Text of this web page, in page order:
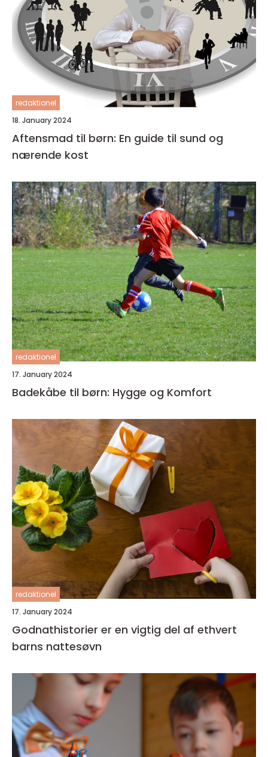
redaktionel
18. January 2024
Aftensmad til børn: En guide til sund og
nærende kost
redaktionel
17. January 2024
Badekåbe til børn: Hygge og Komfort
redaktionel
17. January 2024
Godnathistorier er en vigtig del af ethvert
barns nattesøvn